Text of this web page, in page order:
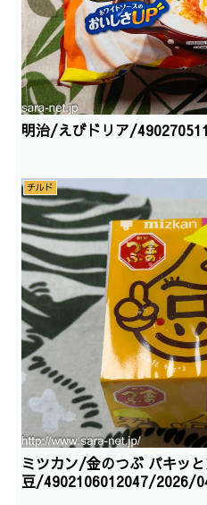
明治/えびドリア/
チルド
ミツカン/金のつぶ パキッ
豆/4902106012047/2026/